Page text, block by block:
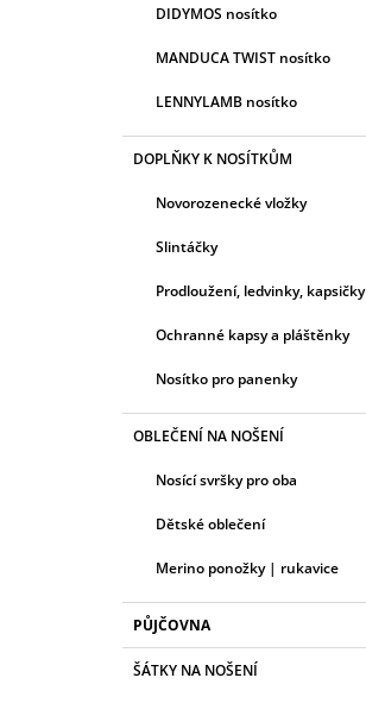
DIDYMOS nosítko
MANDUCA TWIST nosítko
LENNYLAMB nosítko
DOPLŇKY K NOSÍTKŮM
Novorozenecké vložky
Slintáčky
Prodloužení, ledvinky, kapsičky
Ochranné kapsy a pláštěnky
Nosítko pro panenky
OBLEČENÍ NA NOŠENÍ
Nosící svršky pro oba
Dětské oblečení
Merino ponožky | rukavice
PŮJČOVNA
ŠÁTKY NA NOŠENÍ